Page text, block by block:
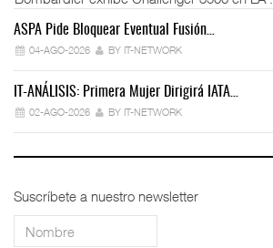
ASPA Pide Bloquear Eventual Fusión…
04-AGO-2026 BY IT-NETWORK
IT-ANÁLISIS: Primera Mujer Dirigirá IATA…
02-AGO-2026 BY IT-NETWORK
Suscríbete a nuestro newsletter